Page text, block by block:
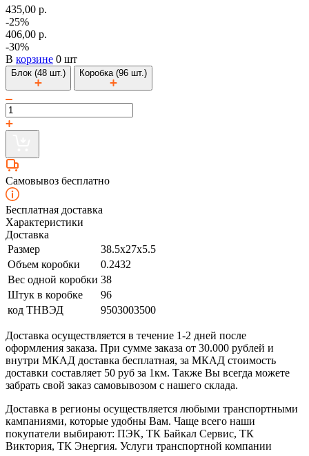
435,00 р.
-25%
406,00 р.
-30%
В корзине 0 шт
Блок (48 шт.) Коробка (96 шт.)
Самовывоз бесплатно
Бесплатная доставка
Характеристики
Доставка
Размер
38.5x27x5.5
Объем коробки
0.2432
Вес одной коробки 38
Штук в коробке
96
код ТНВЭД
9503003500
Доставка осуществляется в течение 1-2 дней после
оформления заказа. При сумме заказа от 30.000 рублей и
внутри МКАД доставка бесплатная, за МКАД стоимость
доставки составляет 50 руб за 1км. Также Вы всегда можете
забрать свой заказ самовывозом с нашего склада.
Доставка в регионы осуществляется любыми транспортными
кампаниями, которые удобны Вам. Чаще всего наши
покупатели выбирают: ПЭК, ТК Байкал Сервис, ТК
Виктория, ТК Энергия. Услуги транспортной компании